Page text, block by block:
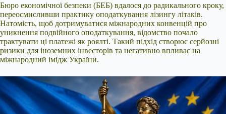
Бюро економічної безпеки (БЕБ) вдалося до радикального кроку,
переосмисливши практику оподаткування лізингу літаків.
Натомість, щоб дотримуватися міжнародних конвенцій про
уникнення подвійного оподаткування, відомство почало
трактувати ці платежі як роялті. Такий підхід створює серйозні
ризики для іноземних інвесторів та негативно впливає на
міжнародний імідж України.